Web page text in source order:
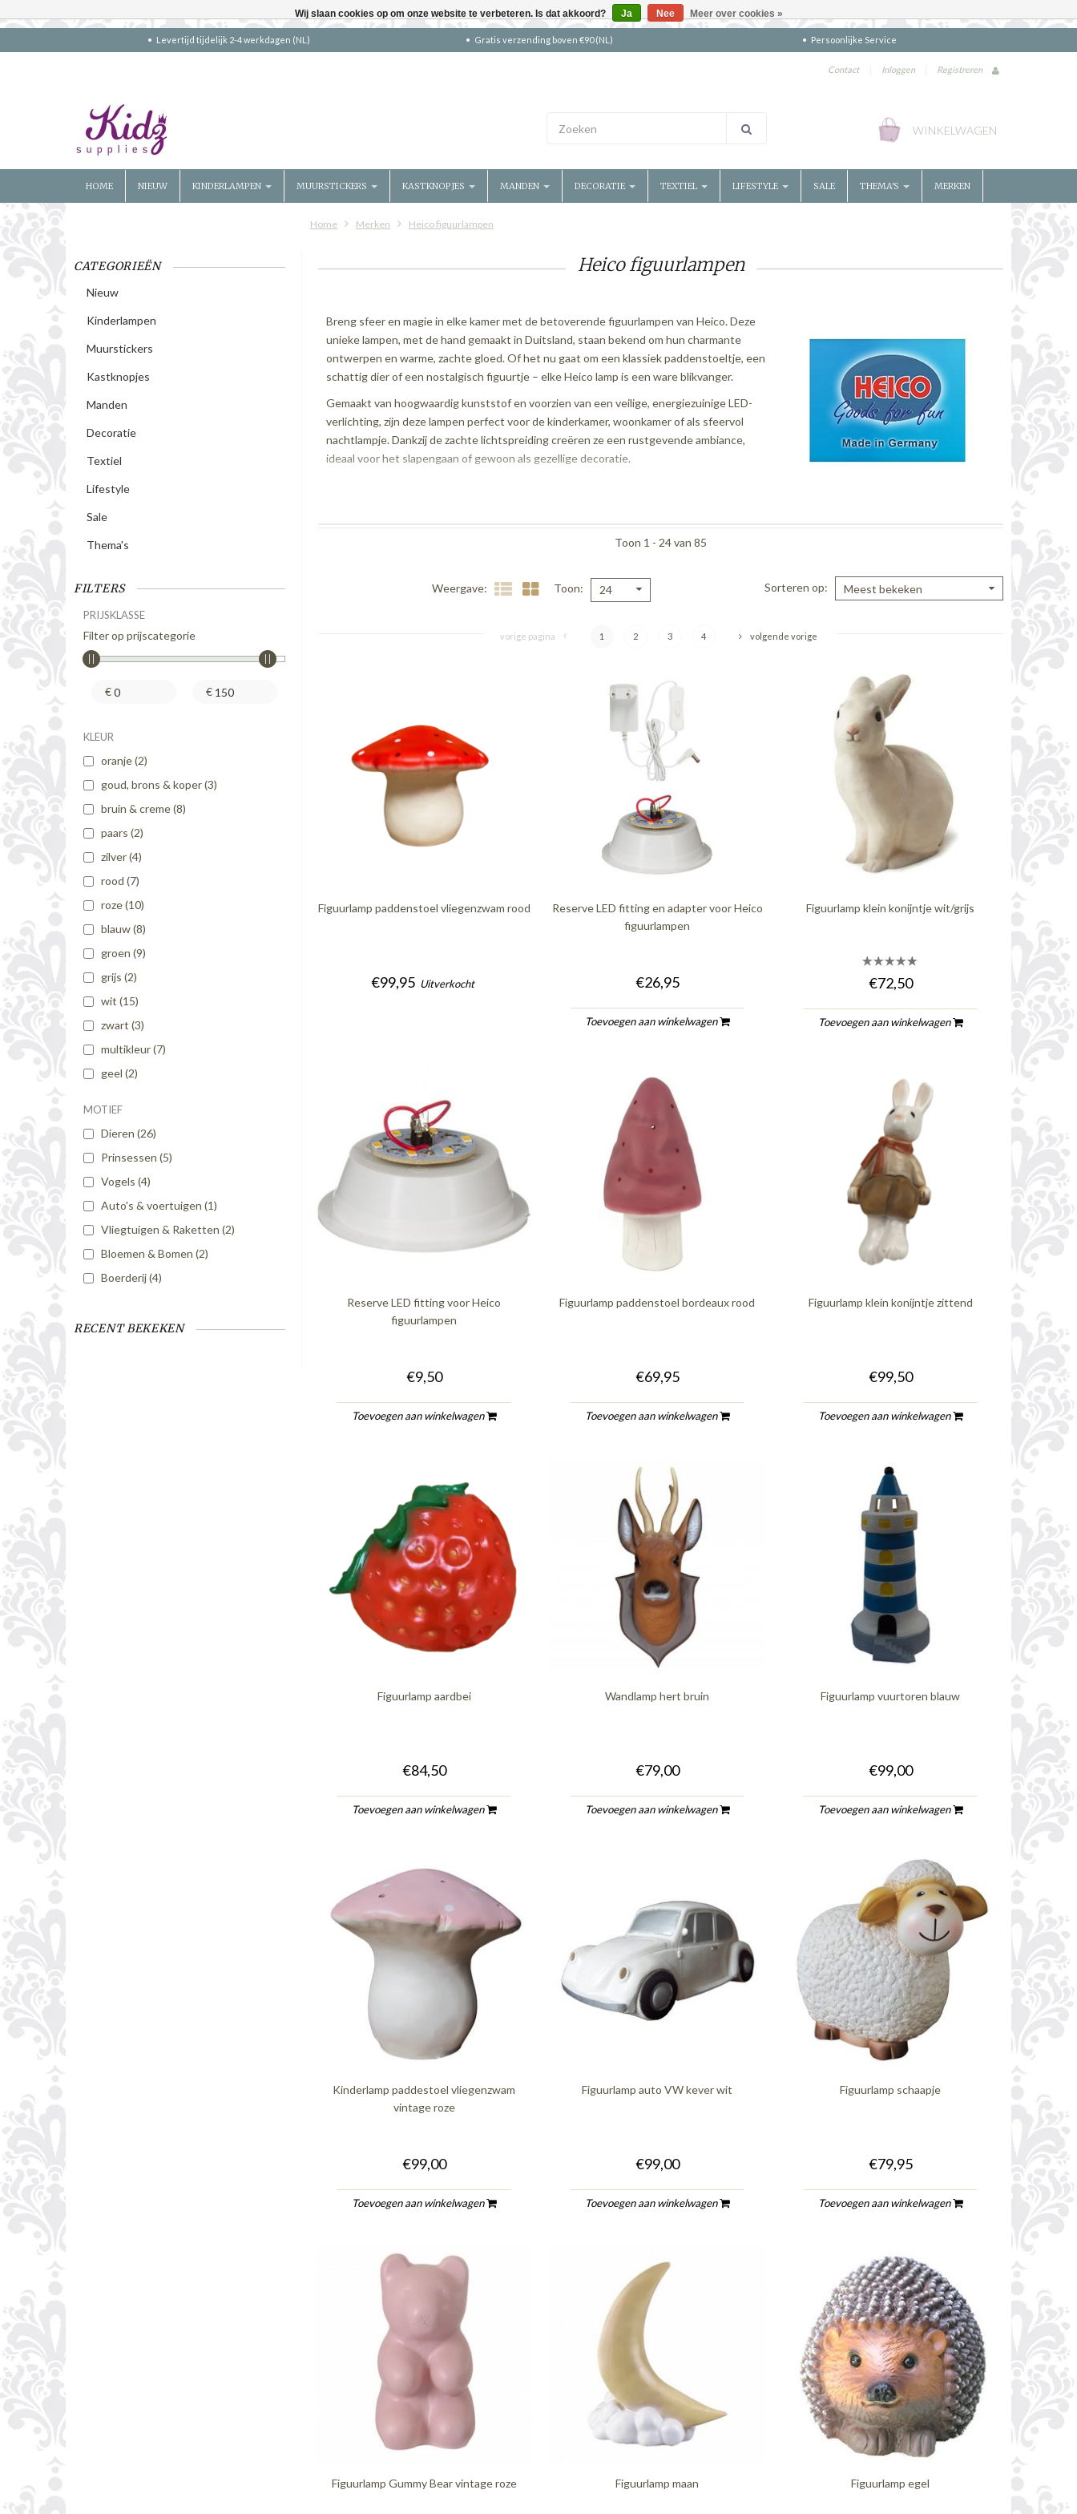
Levertijd tijdelijk 2-4 werkdagen (NL) Gratis verzending boven €90 (NL) Persoonlijke Service
Contact | Inloggen | Registreren
WINKELWAGEN
HOME NIEUW KINDERLAMPEN MUURSTICKERS KASTKNOPJES MANDEN DECORATIE TEXTIEL LIFESTYLE SALE THEMA'S MERKEN
Home Merken Heico figuurlampen
CATEGORIEËN
Nieuw
Kinderlampen
Muurstickers
Kastknopjes
Manden
Decoratie
Textiel
Lifestyle
Sale
Thema's
FILTERS
PRIJSKLASSE
Filter op prijscategorie
€ €
KLEUR
oranje(2)
goud, brons & koper(3)
bruin & creme(8)
paars (2)
zilver(4)
rood (7)
roze(10)
blauw(8)
groen (9)
grijs (2)
wit (15)
zwart (3)
multikleur(7)
geel (2)
MOTIEF
Dieren (26)
Prinsessen (5)
Vogels (4)
Auto's & voertuigen (1)
Vliegtuigen & Raketten (2)
Bloemen & Bomen (2)
Boerderij(4)
RECENT BEKEKEN
Heico figuurlampen
Breng sfeer en magie in elke kamer met de betoverende figuurlampen van Heico. Deze
unieke lampen, met de hand gemaakt in Duitsland, staan bekend om hun charmante
ontwerpen en warme, zachte gloed. Of het nu gaat om een klassiek paddenstoeltje, een
schattig dier of een nostalgisch figuurtje – elke Heico lamp is een ware blikvanger.
Gemaakt van hoogwaardig kunststof en voorzien van een veilige, energiezuinige LED-
verlichting, zijn deze lampen perfect voor de kinderkamer, woonkamer of als sfeervol
nachtlampje. Dankzij de zachte lichtspreiding creëren ze een rustgevende ambiance,
ideaal voor het slapengaan of gewoon als gezellige decoratie.
Toon 1 - 24 van 85
Weergave Toon 24 Sorteren op Meest bekeken
vorige pagina 1 2 3 4 volgende vorige
Figuurlamp paddenstoel vliegenzwam rood
€99,95 Uitverkocht
Reserve LED fitting en adapter voor Heico
figuurlampen
€26,95
Toevoegen aan winkelwagen
Figuurlamp klein konijntje wit/grijs
€72,50
Toevoegen aan winkelwagen
Reserve LED fitting voor Heico
figuurlampen
€9,50
Toevoegen aan winkelwagen
Figuurlamp paddenstoel bordeaux rood
€69,95
Toevoegen aan winkelwagen
Figuurlamp klein konijntje zittend
€99,50
Toevoegen aan winkelwagen
Figuurlamp aardbei
€84,50
Toevoegen aan winkelwagen
Wandlamp hert bruin
€79,00
Toevoegen aan winkelwagen
Figuurlamp vuurtoren blauw
€99,00
Toevoegen aan winkelwagen
Kinderlamp paddestoel vliegenzwam
vintage roze
€99,00
Toevoegen aan winkelwagen
Figuurlamp auto VW kever wit
€99,00
Toevoegen aan winkelwagen
Figuurlamp schaapje
€79,95
Toevoegen aan winkelwagen
Figuurlamp Gummy Bear vintage roze Figuurlamp maan Figuurlamp egel
Wij slaan cookies op om onze website te verbeteren. Is dat akkoord? Ja Nee Meer over cookies »